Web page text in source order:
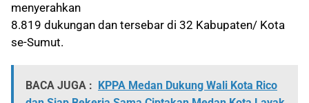
menyerahkan
8.819 dukungan dan tersebar di 32 Kabupaten/ Kota
se-Sumut.
BACA JUGA :
KPPA Medan Dukung Wali Kota Rico